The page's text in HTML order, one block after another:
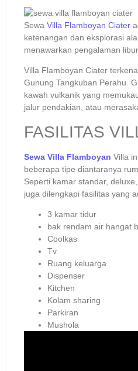
Sewa Villa Flamboyan Ciater
ketenangan dan eksplorasi
menawarkan pengalaman
Villa Flamboyan Ciater
Gunung Tangkuban Perahu.
kawah vulkanik yang
jalur pendakian, atau
FASILITAS
Sewa Villa Flamboyan Villa
beberapa tipe diantaranya
Seperti kamar standar,
juga dilengkapi fasilitas yang
3 kamar tidur
bak rendam air hangat
Coolkas
Tv
Ruang keluarga
Dispenser
Kitchen
Kolam sharing
Parkiran
Mushola